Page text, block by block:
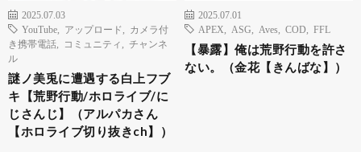
2025.07.03
YouTube
アップロード
カメラ付
き携帯電話
コミュニティ
チャンネ
ル
謎ノ美兎に遭遇する白上フブ
キ【荒野行動/ホロライブ/に
じさんじ】（アルパカさん
【ホロライブ切り抜きch】）
2025.07.01
APEX
ASG Aves COD FFL
【暴露】俺は荒野行動を許さ
ない。（金花【きんばな】）